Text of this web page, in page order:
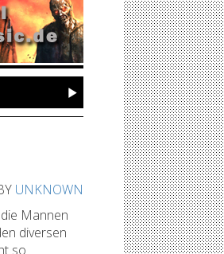
UNKNOWN
Mannen
diversen
so